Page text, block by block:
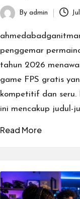
Posted
by
By admin
penggemar
tahun 2026
game FPS gratis
kompetitif dan
ini mencakup judul-
Read More